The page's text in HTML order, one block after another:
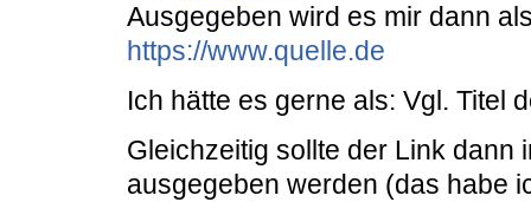
Ausgegeben wird es mir dann
https://www.quelle.de
Ich hätte es gerne als: Vgl. Titel
Gleichzeitig sollte der Link dann
ausgegeben werden (das habe